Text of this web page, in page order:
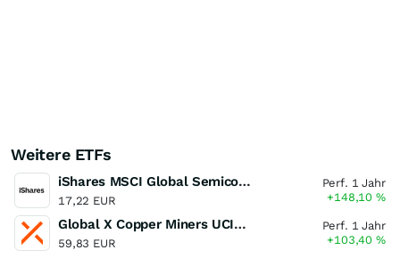
Weitere ETFs
iShares MSCI Global Semiconductors UCITS ETF USD (Acc)
17,22 EUR
Perf. 1 Jahr
+148,10%
Global X Copper Miners UCITS ETF USD Acc
59,83 EUR
Perf. 1 Jahr
+103,40%